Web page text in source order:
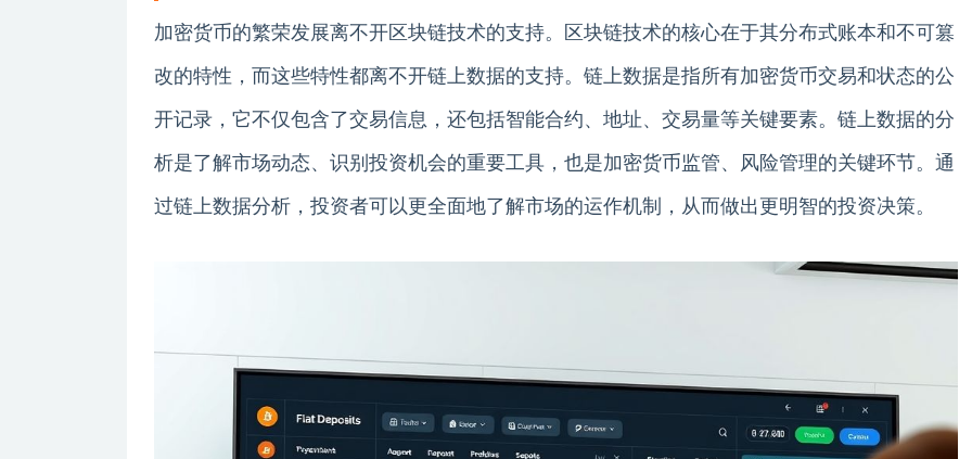
加密货币的繁荣发展离不开区块链技术的支持。区块链技术的核心在于其分布式账本和不可篡
改的特性，而这些特性都离不开链上数据的支持。链上数据是指所有加密货币交易和状态的公
开记录，它不仅包含了交易信息，还包括智能合约、地址、交易量等关键要素。链上数据的分
析是了解市场动态、识别投资机会的重要工具，也是加密货币监管、风险管理的关键环节。通
过链上数据分析，投资者可以更全面地了解市场的运作机制，从而做出更明智的投资决策。